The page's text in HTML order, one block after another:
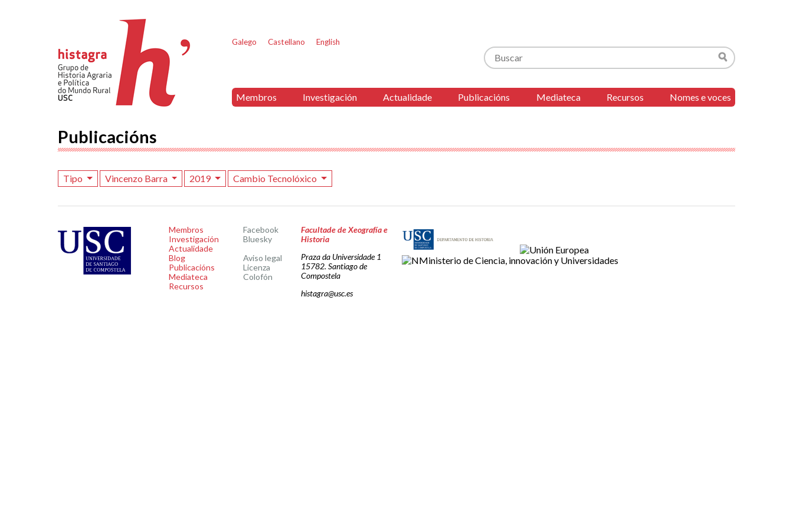
Galego Castellano English
Buscar
Buscar
Membros Investigación Actualidade Publicacións Mediateca Recursos Nomes e voces
Publicacións
Tipo Vincenzo Barra 2019 Cambio Tecnolóxico
Membros
Investigación
Actualidade
Blog
Publicacións
Mediateca
Recursos
Facebook
Bluesky
Aviso legal
Licenza
Colofón
Facultade de Xeografía e
Historia
Praza da Universidade 1
15782. Santiago de
Compostela
histagra@usc.es